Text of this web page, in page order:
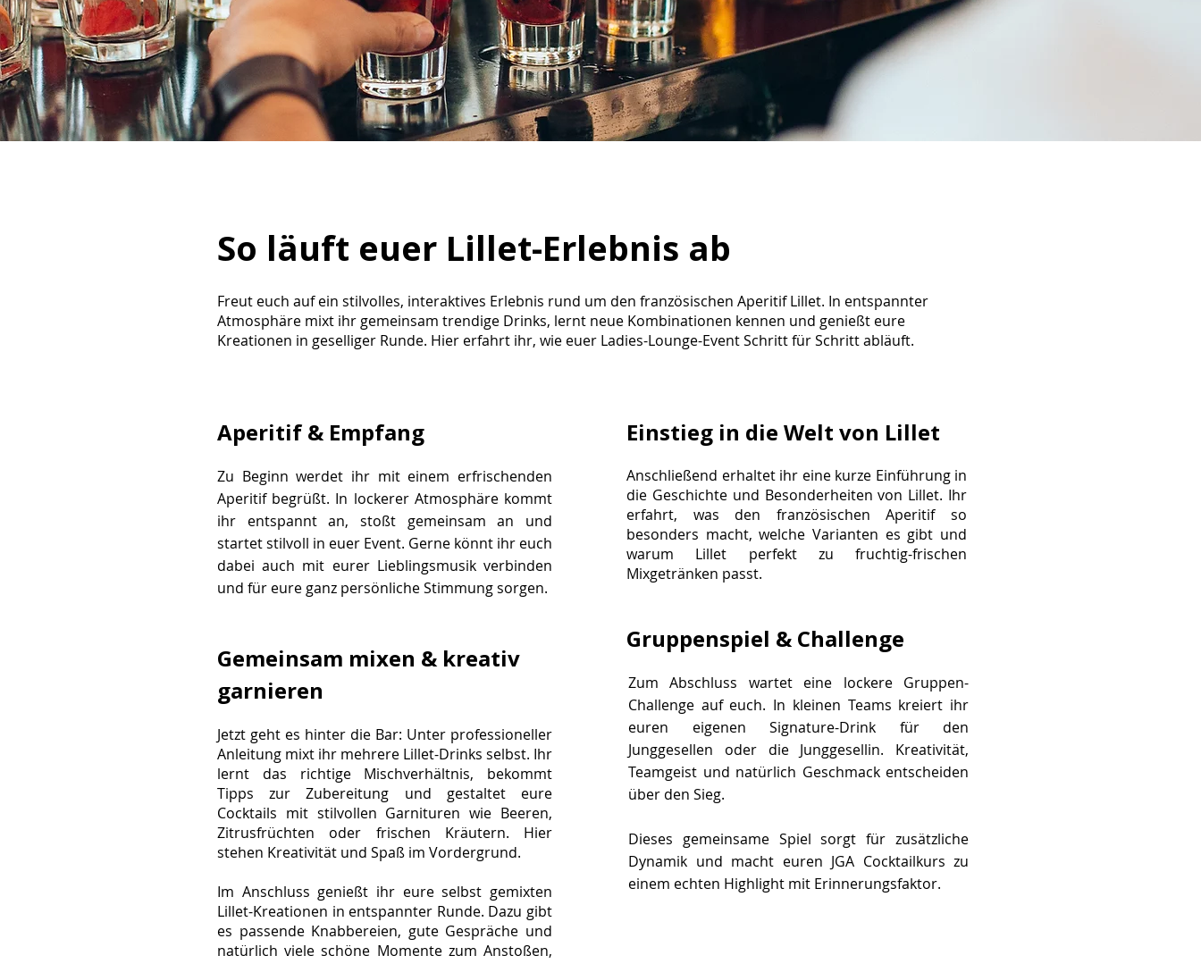
So läuft euer Lillet-Erlebnis ab
Freut euch auf ein stilvolles, interaktives Erlebnis rund um den französischen Aperitif Lillet. In entspannter
Atmosphäre mixt ihr gemeinsam trendige Drinks, lernt neue Kombinationen kennen und genießt eure
Kreationen in geselliger Runde. Hier erfahrt ihr, wie euer Ladies-Lounge-Event Schritt für Schritt abläuft.
Aperitif & Empfang
Zu Beginn werdet ihr mit einem erfrischenden
Aperitif begrüßt. In lockerer Atmosphäre kommt
ihr entspannt an, stoßt gemeinsam an und
startet stilvoll in euer Event. Gerne könnt ihr euch
dabei auch mit eurer Lieblingsmusik verbinden
und für eure ganz persönliche Stimmung sorgen.
Gemeinsam mixen & kreativ
garnieren
Jetzt geht es hinter die Bar: Unter professioneller
Anleitung mixt ihr mehrere Lillet-Drinks selbst. Ihr
lernt das richtige Mischverhältnis, bekommt
Tipps zur Zubereitung und gestaltet eure
Cocktails mit stilvollen Garnituren wie Beeren,
Zitrusfrüchten oder frischen Kräutern. Hier
stehen Kreativität und Spaß im Vordergrund.
Im Anschluss genießt ihr eure selbst gemixten
Lillet-Kreationen in entspannter Runde. Dazu gibt
es passende Knabbereien, gute Gespräche und
natürlich viele schöne Momente zum Anstoßen,
Einstieg in die Welt von Lillet
Anschließend erhaltet ihr eine kurze Einführung in
die Geschichte und Besonderheiten von Lillet. Ihr
erfahrt, was den französischen Aperitif so
besonders macht, welche Varianten es gibt und
warum Lillet perfekt zu fruchtig-frischen
Mixgetränken passt.
Gruppenspiel & Challenge
Zum Abschluss wartet eine lockere Gruppen-
Challenge auf euch. In kleinen Teams kreiert ihr
euren eigenen Signature-Drink für den
Junggesellen oder die Junggesellin. Kreativität,
Teamgeist und natürlich Geschmack entscheiden
über den Sieg.
Dieses gemeinsame Spiel sorgt für zusätzliche
Dynamik und macht euren JGA Cocktailkurs zu
einem echten Highlight mit Erinnerungsfaktor.